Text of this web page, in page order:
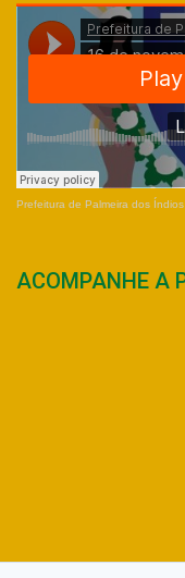
Prefeitura de Palmeira dos Índios
ACOMPANHE A